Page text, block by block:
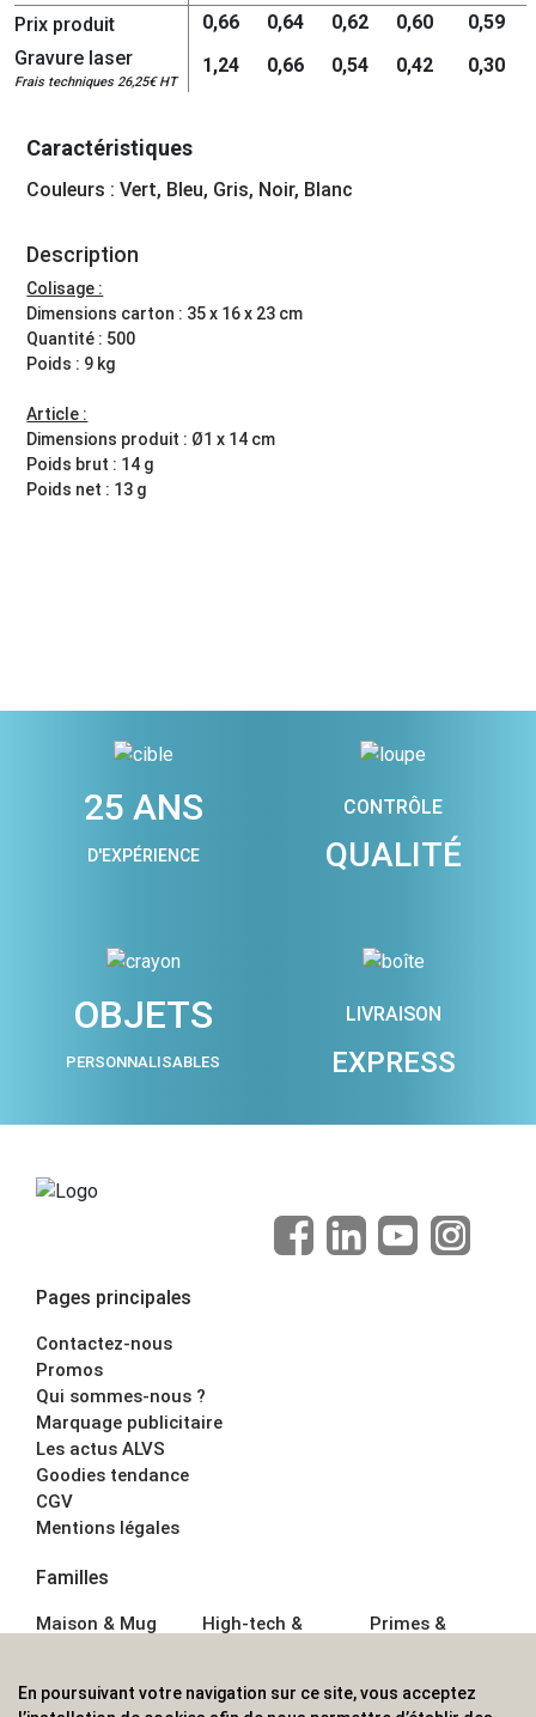
Prix produit 0,66 0,64 0,62 0,60
0,59
Gravure laser
Frais techniques 26,25€ HT
1,24 0,66 0,54 0,42 0,30
Caractéristiques
Couleurs : Vert, Bleu, Gris, Noir, Blanc
Description
Colisage :
Dimensions carton : 35 x 16 x 23 cm
Quantité : 500
Poids : 9 kg
Article :
Dimensions produit : Ø1 x 14 cm
Poids brut : 14 g
Poids net : 13 g
25 ANS
D'EXPÉRIENCE
CONTRÔLE
QUALITÉ
OBJETS
PERSONNALISABLES
LIVRAISON
EXPRESS
Pages principales
Contactez-nous
Promos
Qui sommes-nous ?
Marquage publicitaire
Les actus ALVS
Goodies tendance
CGV
Mentions légales
Familles
Maison & Mug
Écriture
High-tech &
Sport &
Primes &
Boisson
En poursuivant votre navigation sur ce site, vous acceptez